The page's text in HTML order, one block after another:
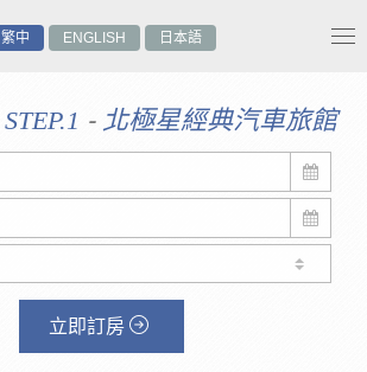
繁中 ENGLISH 日本語
STEP.1 - 北極星經典汽車旅館
立即訂房